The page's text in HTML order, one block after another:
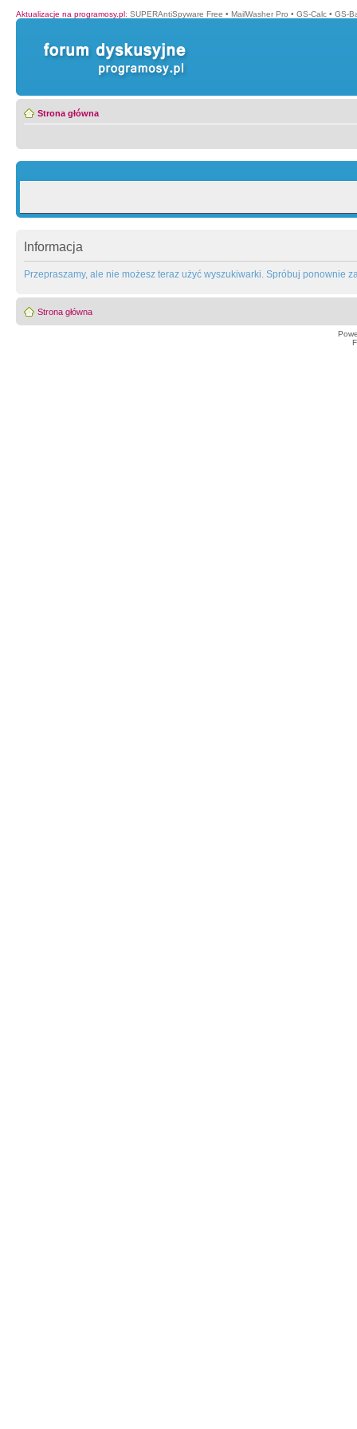
Aktualizacje na programosy.pl: SUPERAntiSpyware Free • MailWasher Pro • GS-Calc • GS-
Strona główna
Informacja
Przepraszamy, ale nie możesz teraz użyć wyszukiwarki. Spróbuj ponownie
Strona główna